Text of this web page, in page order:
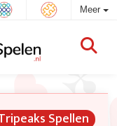
Meer
Spellen